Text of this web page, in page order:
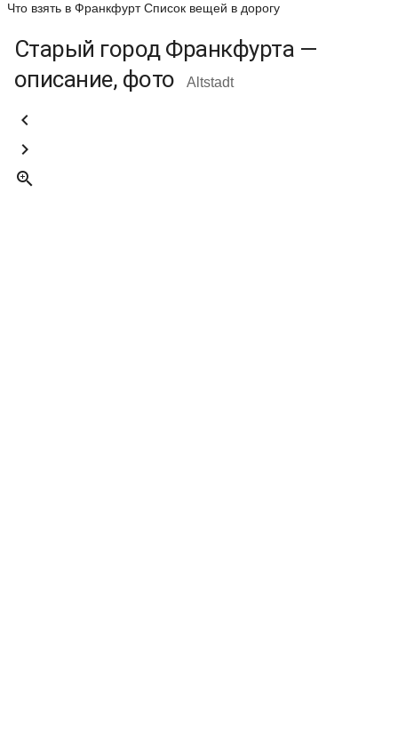
Что взять в Франкфурт Список вещей в дорогу
Старый город Франкфурта —
описание, фото
Altstadt


